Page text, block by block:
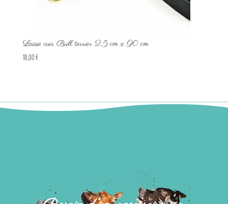
Laisse cuir Bull terrier 2,5 cm x 90 cm
18,00€